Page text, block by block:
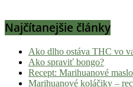
Najčítanejšie články
Ako dlho ostáva THC vo
Ako spraviť bongo?
Recept: Marihuanové
Marihuanové koláčiky –